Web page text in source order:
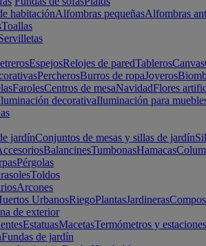
habitaciónAlfombras pequeñasAlfombras
Toallas
EspejosRelojes de paredTablerosCanvas
PercherosBurros de ropaJoyeros
FarolesCentros de mesaNavidadFlores
decorativaIluminación para
jardínConjuntos de mesas y sillas de jardín
BalancinesTumbonasHamacas
Pérgolas
Toldos
Arcones
UrbanosRiegoPlantasJardineras
de exterior
EstatuasMacetasTermómetros y
Fundas de jardín